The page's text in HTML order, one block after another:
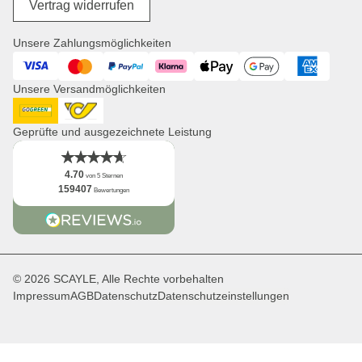
Wickelprodukte
Uhren
Jobs
Presse
Kooperationsanfragen
Distribution & B2B
Newsletter
App
Vertrag widerrufen
Unsere Zahlungsmöglichkeiten
Visa Mastercard PayPal Klarna ApplePay GooglePay American
Unsere Versandmöglichkeiten
DHL GoGreenPost AT
Geprüfte und ausgezeichnete Leistung
4.70 von 5 Sternen
159407 Bewertungen
© 2026 SCAYLE, Alle Rechte vorbehalten
ImpressumAGBDatenschutzDatenschutzeinstellungen